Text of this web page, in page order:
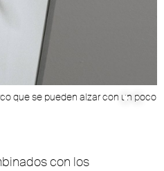
que se pueden alzar con un poco
con los